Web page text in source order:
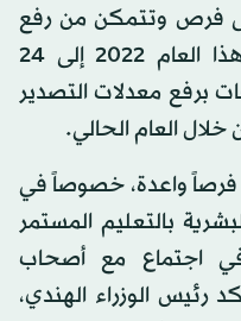
فرص وتتمكن من رفع
المخزون الحكومي بدءاً من هذا العام 2022 إلى 24
برفع معدلات التصدير
فرصاً واعدة، خصوصاً في
بالتعليم المستمر
اجتماع مع أصحاب
رئيس الوزراء الهندي،